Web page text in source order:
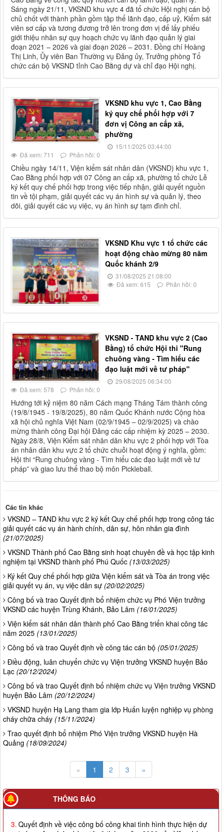
Sáng ngày 21/11, VKSND khu vực 4 đã tổ chức Hội nghị cán bộ
chủ chốt với thành phần gồm tập thể lãnh đạo, cấp uỷ, Kiểm sát
viên sơ cấp và tương đương trở lên trong đơn vị để lấy phiếu
giới thiệu nhân sự quy hoạch chức vụ lãnh đạo quản lý giai
đoạn 2021 – 2026 và giai đoạn 2026 – 2031. Đồng chí Hoàng
Thị Linh, Ủy viên Ban Thường vụ Đảng ủy, Trưởng phòng Tổ
chức cán bộ VKSND tỉnh Cao Bằng dự và chỉ đạo Hội nghị.
VKSND khu vực 1, Cao Bằng
ký quy chế phối hợp với 7
đơn vị Công an cấp xã,
phường
15/11/2025 03:44:00
Đã xem: 711
Phản hồi: 0
Chiều ngày 14/11, Viện kiểm sát nhân dân (VKSND) khu vực 1,
Cao Bằng phối hợp với 07 Công an cấp xã, phường tổ chức Lễ
ký kết quy chế phối hợp trong việc tiếp nhận, giải quyết nguồn
tin về tội phạm, giải quyết các vụ án hình sự và quản lý, theo
dõi, giải quyết các vụ việc, vụ án hình sự tạm đình chỉ.
VKSND Khu vực 1 tổ chức các
hoạt động chào mừng 80 năm
Quốc khánh 2/9
31/08/2025 21:08:00
Đã xem: 615
Phản hồi: 0
VKSND - TAND khu vực 2 (Cao
Bằng) tổ chức Hội thi "Rung
chuông vàng - Tìm hiểu các
đạo luật mới về tư pháp"
29/08/2025 06:34:00
Đã xem: 578
Phản hồi: 0
Hướng tới kỷ niệm 80 năm Cách mạng Tháng Tám thành công
(19/8/1945 - 19/8/2025), 80 năm Quốc Khánh nước Cộng hòa
xã hội chủ nghĩa Việt Nam (02/9/1945 – 02/9/2025) và chào
mừng thành công Đại hội Đảng các cấp nhiệm kỳ 2025 – 2030.
Ngày 28/8, Viện Kiểm sát nhân dân khu vực 2 phối hợp với Tòa
án nhân dân khu vực 2 tổ chức chuỗi hoạt động ý nghĩa, gồm:
Hội thi “Rung chuông vàng - Tìm hiểu các đạo luật mới về tư
pháp” và giao lưu thể thao bộ môn Pickleball.
Các tin khác
VKSND – TAND khu vực 2 ký kết Quy chế phối hợp trong công tác
giải quyết các vụ án hành chính, dân sự, hôn nhân gia đình
(21/07/2025)
VKSND Thành phố Cao Bằng sinh hoạt chuyên đề và học tập kinh
nghiệm tại VKSND thành phố Phú Quốc (13/03/2025)
Ký kết Quy chế phối hợp giữa Viện kiểm sát và Tòa án trong việc
giải quyết vụ án, vụ việc dân sự (20/02/2025)
Công bố và trao Quyết định bổ nhiệm chức vụ Phó Viện trưởng
VKSND các huyện Trùng Khánh, Bảo Lâm (16/01/2025)
Viện kiểm sát nhân dân thành phố Cao Bằng triển khai công tác
năm 2025 (13/01/2025)
Công bố và trao Quyết định về công tác cán bộ (05/01/2025)
Điều động, luân chuyển chức vụ Viện trưởng VKSND huyện Bảo
Lạc (20/12/2024)
Công bố và trao Quyết định bổ nhiệm chức vụ Viện trưởng VKSND
huyện Bảo Lâm (20/12/2024)
VKSND huyện Hạ Lang tham gia lớp Huấn luyện nghiệp vụ phòng
cháy chữa cháy (15/11/2024)
Trao quyết định bổ nhiệm Phó Viện trưởng VKSND huyện Hà
Quảng (18/09/2024)
« 1 2 3 »
THÔNG BÁO
3.Quyết định về việc công bố công khai tình hình thực hiện dự
toán ngân sách nhà nước 6 tháng năm 2026 của Văn phòng